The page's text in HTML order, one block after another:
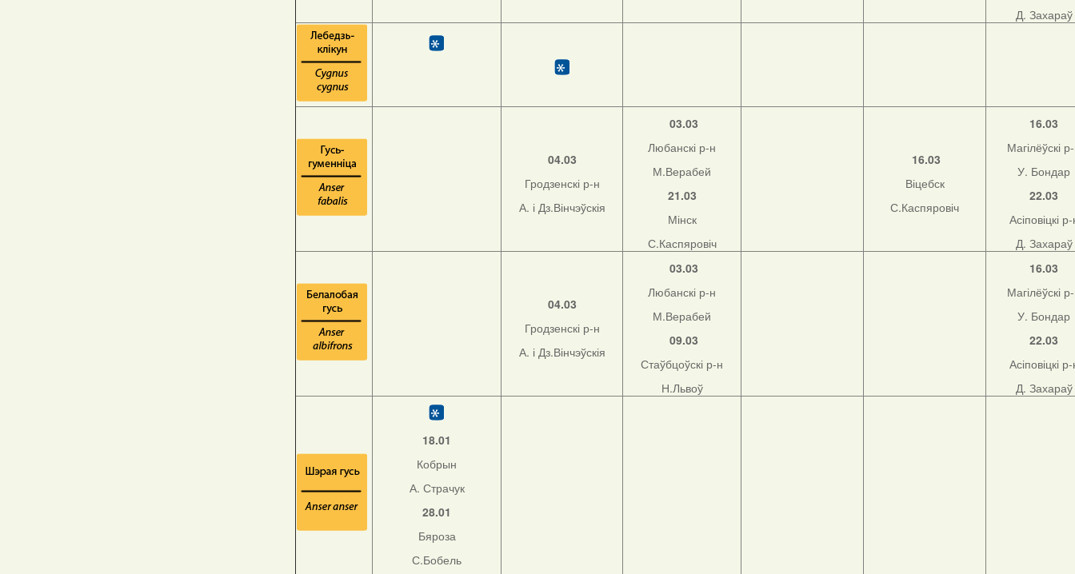
Д. Захараў
04.03
Гродзенскі р-н
А. і Дз.Вінчэўскія
03.03
Любанскі р-н
М.Верабей
21.03
Мінск
С.Каспяровіч
16.03
Віцебск
С.Каспяровіч
16.03
Магілёўскі
У. Бондар
22.03
Асіповіцкі
Д. Захараў
04.03
Гродзенскі р-н
А. і Дз.Вінчэўскія
03.03
Любанскі р-н
М.Верабей
09.03
Стаўбцоўскі р-н
Н.Львоў
16.03
Магілёўскі
У. Бондар
22.03
Асіповіцкі
Д. Захараў
18.01
Кобрын
А. Страчук
28.01
Бяроза
С.Бобель